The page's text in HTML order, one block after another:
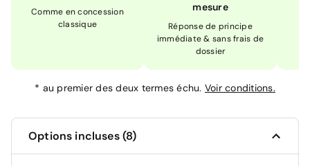
Comme en concession
classique
mesure
Réponse de principe
immédiate & sans frais de
dossier
* au premier des deux termes échu. Voir conditions.
Options incluses (8)